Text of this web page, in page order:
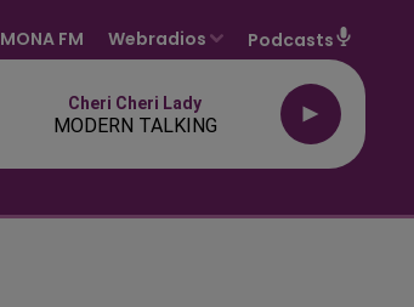
MONA FM Webradios Podcasts
Cheri Cheri Lady
MODERN TALKING